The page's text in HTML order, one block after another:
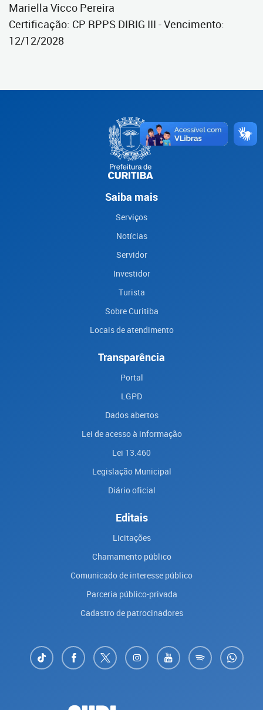
Mariella Vicco Pereira
Certificação: CP RPPS DIRIG III - Vencimento:
12/12/2028
Saiba mais
Serviços
Notícias
Servidor
Investidor
Turista
Sobre Curitiba
Locais de atendimento
Transparência
Portal
LGPD
Dados abertos
Lei de acesso à informação
Lei 13.460
Legislação Municipal
Diário oficial
Editais
Licitações
Chamamento público
Comunicado de interesse público
Parceria público-privada
Cadastro de patrocinadores